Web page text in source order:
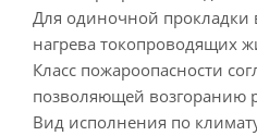
Для одиночной прокладки
нагрева токопроводящих
Класс пожароопасности
позволяющей возгоранию
Вид исполнения по